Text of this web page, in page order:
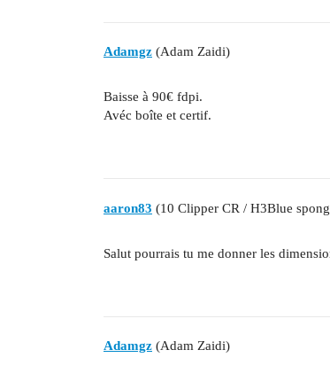
Adamgz (Adam Zaidi)
Baisse à 90€ fdpi.
Avéc boîte et certif.
aaron83 (10 Clipper CR / H3Blue
Salut pourrais tu me donner les
Adamgz (Adam Zaidi)